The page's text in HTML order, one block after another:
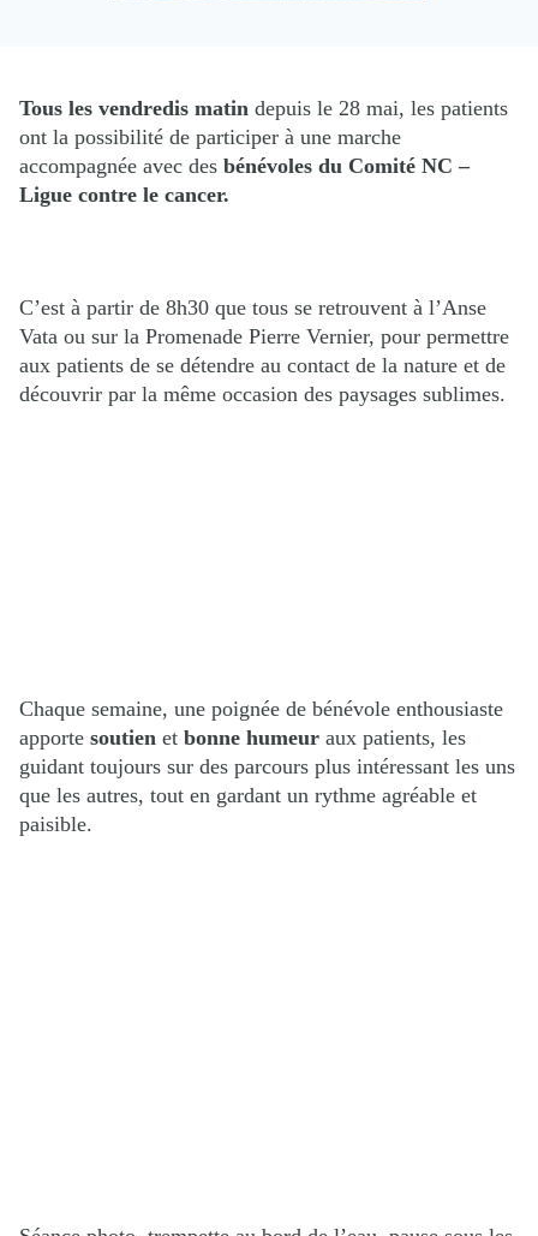
Tous les vendredis matin depuis le 28 mai, les patients
ont la possibilité de participer à une marche
accompagnée avec des bénévoles du Comité NC –
Ligue contre le cancer.
C’est à partir de 8h30 que tous se retrouvent à l’Anse
Vata ou sur la Promenade Pierre Vernier, pour permettre
aux patients de se détendre au contact de la nature et de
découvrir par la même occasion des paysages sublimes.
Chaque semaine, une poignée de bénévole enthousiaste
apporte soutien et bonne humeur aux patients, les
guidant toujours sur des parcours plus intéressant les uns
que les autres, tout en gardant un rythme agréable et
paisible.